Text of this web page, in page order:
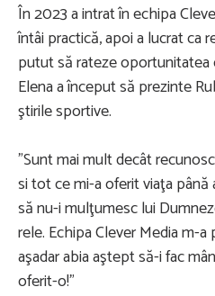
În 2023 a intrat în echipa
întâi practică, apoi a lucrat ca
putut să rateze oportunitatea
Elena a început să prezinte
ştirile sportive.
"Sunt mai mult decât
si tot ce mi-a oferit viaţa până
să nu-i mulţumesc lui
rele. Echipa Clever Media m-
aşadar abia aştept să-i fac
oferit-o!"